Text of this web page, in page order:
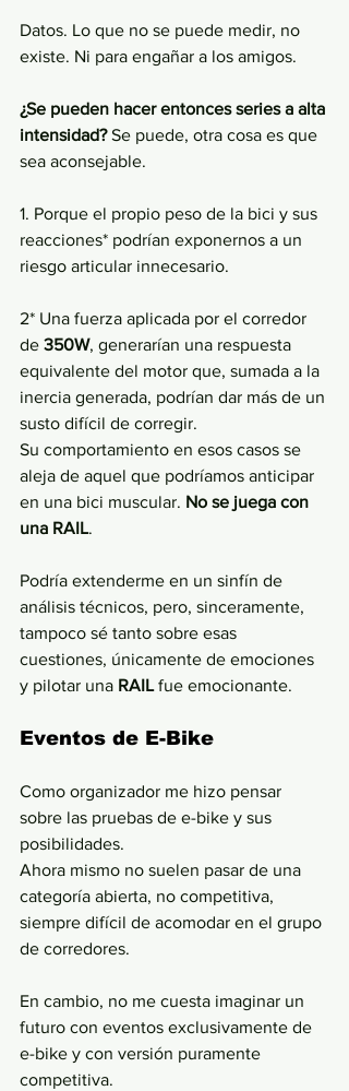
Datos. Lo que no se puede medir, no
existe. Ni para engañar a los amigos.
¿Se pueden hacer entonces series a alta
intensidad? Se puede, otra cosa es que
sea aconsejable.
1. Porque el propio peso de la bici y sus
reacciones* podrían exponernos a un
riesgo articular innecesario.
2* Una fuerza aplicada por el corredor
de 350W, generarían una respuesta
equivalente del motor que, sumada a la
inercia generada, podrían dar más de un
susto difícil de corregir.
Su comportamiento en esos casos se
aleja de aquel que podríamos anticipar
en una bici muscular. No se juega con
una RAIL.
Podría extenderme en un sinfín de
análisis técnicos, pero, sinceramente,
tampoco sé tanto sobre esas
cuestiones, únicamente de emociones
y pilotar una RAIL fue emocionante.
Eventos de E-Bike
Como organizador me hizo pensar
sobre las pruebas de e-bike y sus
posibilidades.
Ahora mismo no suelen pasar de una
categoría abierta, no competitiva,
siempre difícil de acomodar en el grupo
de corredores.
En cambio, no me cuesta imaginar un
futuro con eventos exclusivamente de
e-bike y con versión puramente
competitiva.